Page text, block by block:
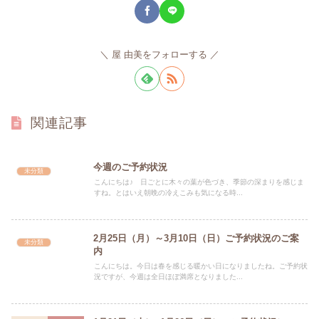
屋 由美をフォローする
関連記事
未分類 今週のご予約状況
こんにちは♪ 日ごとに木々の葉が色づき、季節の深まりを感じま
すね。とはいえ朝晩の冷えこみも気になる時...
未分類
2月25日（月）～3月10日（日）ご予約状況のご案
内
こんにちは。今日は春を感じる暖かい日になりましたね。ご予約状
況ですが、今週は全日ほぼ満席となりました...